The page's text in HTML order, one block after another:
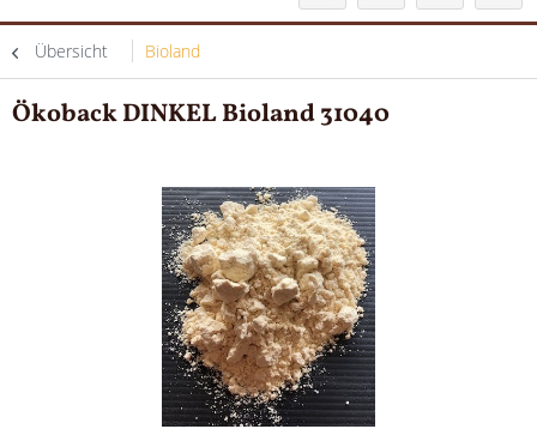
Übersicht Bioland
Ökoback DINKEL Bioland 31040